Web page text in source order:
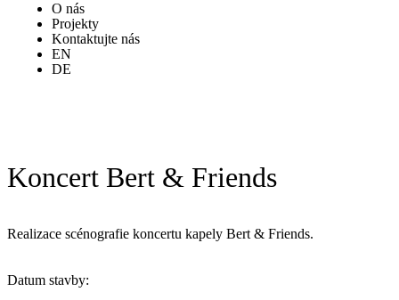
O nás
Projekty
Kontaktujte nás
EN
DE
Koncert Bert & Friends
Realizace scénografie koncertu kapely Bert & Friends.
Datum stavby: